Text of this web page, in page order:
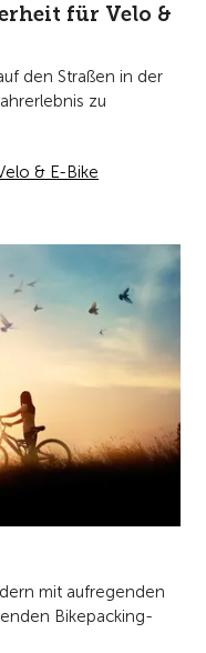
für Velo &
den Straßen in der
zu
& E-Bike
mit aufregenden
Bikepacking-